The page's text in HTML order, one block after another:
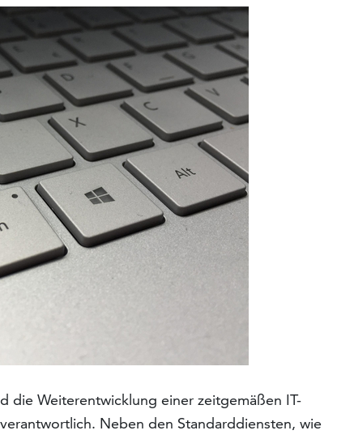
die Weiterentwicklung einer zeitgemäßen IT-
Neben den Standarddiensten, wie